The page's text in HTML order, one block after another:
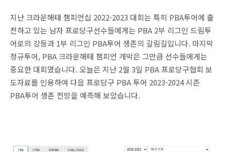
지난 크라운해태 챔피언십 2022-2023 대회는 특히 PBA투어에 출
전하고 있는 남자 프로당구선수들에게는 PBA 2부 리그인 드림투
어로의 강등과 1부 리그인 PBA투어 생존의 갈림길입니다. 마지막
정규투어, PBA 크라운해태 챔피언 개막은 그만큼 선수들에게는
중요한 대회였습니다. 오늘은 지난 2월 3일 PBA 프로당구협회 보
도자료를 인용하여 다음 프로당구 PBA 투어 2023-2024 시즌
PBA투어 생존 전망을 예측해 보았습니다.